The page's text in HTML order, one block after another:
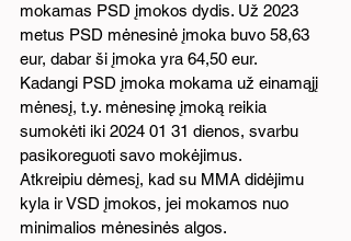
mokamas PSD įmokos dydis. Už 2023
metus PSD mėnesinė įmoka buvo 58,63
eur, dabar ši įmoka yra 64,50 eur.
Kadangi PSD įmoka mokama už einamąjį
mėnesį, t.y. mėnesinę įmoką reikia
sumokėti iki 2024 01 31 dienos, svarbu
pasikoreguoti savo mokėjimus.
Atkreipiu dėmesį, kad su MMA didėjimu
kyla ir VSD įmokos, jei mokamos nuo
minimalios mėnesinės algos.